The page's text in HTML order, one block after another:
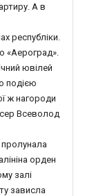
А в
республіки.
«Аероград».
ювілей
подією
ж нагороди
Всеволод
пролунала
орден
залі
зависла